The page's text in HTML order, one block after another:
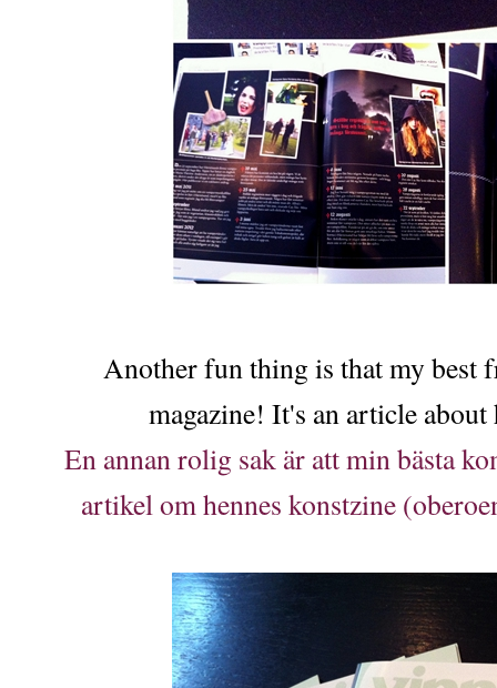
Another fun thing is that my best
magazine! It's an article
En annan rolig sak är att min bästa
artikel om hennes konstzine